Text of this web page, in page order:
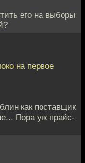
его на выборы
на первое
как поставщик
Пора уж прайс-